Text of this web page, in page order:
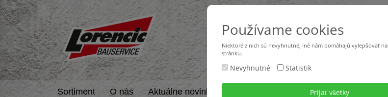
Sortiment O nás Aktuálne novinky Stroje v požičovni
Používame cookies
Niektoré z nich sú nevyhnutné, iné nám pomáhajú vylepšovať
stránku.
Nevyhnutné Statistik